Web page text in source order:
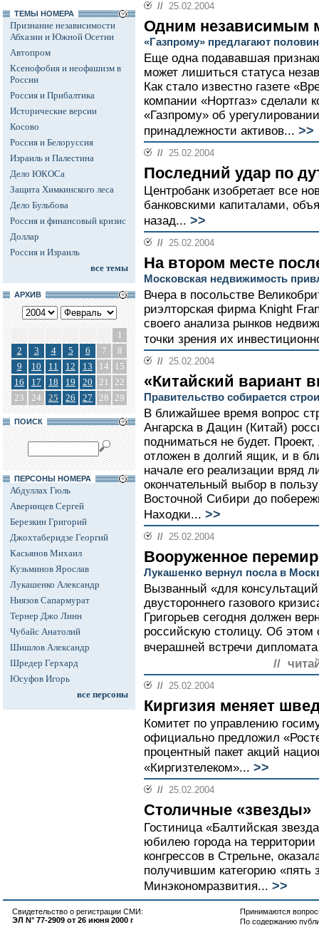
ТЕМЫ НОМЕРА
Признание независимости
Абхазии и Южной Осетии
Автопром
Ксенофобия и неофашизм в
России
Россия и Прибалтика
Исторические версии
Косово
Россия и Белоруссия
Израиль и Палестина
Дело ЮКОСа
Защита Химкинского леса
Дело Бульбова
Россия и финансовый кризис
Доллар
Россия и Израиль
все темы
АРХИВ
1
2
3 4 5 6 7
8
9
10 11 12 13 14
15
16
17 18 19 20 21
22
23
24 25 26 27 28 29
ПОИСК
ПЕРСОНЫ НОМЕРА
Абдуллах Гюль
Аверинцев Сергей
Березкин Григорий
Джохтаберидзе Георгий
Касьянов Михаил
Кузьминов Ярослав
Лукашенко Александр
Ниязов Сапармурат
Тернер Джо Линн
Чубайс Анатолий
Шишлов Александр
Шредер Герхард
Юсуфов Игорь
все персоны
// 25.02.2004
Одним независимым
«Газпрому» предлагают
Еще одна подававшая
может лишиться статуса
Как стало известно газете
компании «Нортгаз» сделали
«Газпрому» об
принадлежности активов... >>
// 25.02.2004
Последний удар по
Центробанк изобретает все
банковскими капиталами,
назад... >>
// 25.02.2004
На втором месте
Московская недвижимость
Вчера в посольстве
риэлторская фирма Knight
своего анализа рынков
точки зрения их
// 25.02.2004
«Китайский вариант
Правительство собирается
В ближайшее время вопрос
Ангарска в Дацин (Китай)
подниматься не будет.
отложен в долгий ящик, и в
начале его реализации вряд
окончательный выбор в
Восточной Сибири до
Находки... >>
// 25.02.2004
Вооруженное
Лукашенко вернул посла в
Вызванный «для
двустороннего газового
Григорьев сегодня должен
российскую столицу. Об этом
вчерашней встречи
//
// 25.02.2004
Киргизия меняет
Комитет по управлению
официально предложил
процентный пакет акций
«Киргизтелеком»... >>
// 25.02.2004
Столичные «звезды»
Гостиница «Балтийская
юбилею города на территории
конгрессов в Стрельне,
получившим категорию «пять
Минэкономразвития... >>
Свидетельство о регистрации СМИ:
ЭЛ N° 77-2909 от 26 июня 2000 г
Принимаются
По содержанию